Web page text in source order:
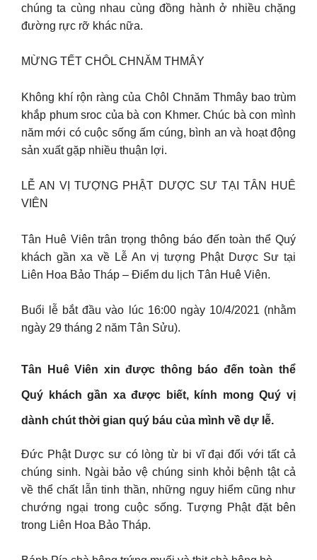
chúng ta cùng nhau cùng đồng hành ở nhiều chặng
đường rực rỡ khác nữa.
MỪNG TẾT CHÔL CHNĂM THMÂY
Không khí rộn ràng của Chôl Chnăm Thmây bao trùm
khắp phum sroc của bà con Khmer. Chúc bà con mình
năm mới có cuộc sống ấm cúng, bình an và hoạt động
sản xuất gặp nhiều thuận lợi.
LỄ AN VỊ TƯỢNG PHẬT DƯỢC SƯ TẠI TÂN HUÊ
VIÊN
Tân Huê Viên trân trọng thông báo đến toàn thể Quý
khách gần xa về Lễ An vị tượng Phật Dược Sư tại
Liên Hoa Bảo Tháp – Điểm du lịch Tân Huê Viên.
Buổi lễ bắt đầu vào lúc 16:00 ngày 10/4/2021 (nhằm
ngày 29 tháng 2 năm Tân Sửu).
Tân Huê Viên xin được thông báo đến toàn thể
Quý khách gần xa được biết, kính mong Quý vị
dành chút thời gian quý báu của mình về dự lễ.
Đức Phật Dược sư có lòng từ bi vĩ đại đối với tất cả
chúng sinh. Ngài bảo vệ chúng sinh khỏi bệnh tật cả
về thể chất lẫn tinh thần, những nguy hiểm cũng như
chướng ngại trong cuộc sống. Tượng Phật đặt bên
trong Liên Hoa Bảo Tháp.